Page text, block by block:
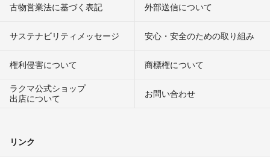
古物営業法に基づく表記 外部送信について
サステナビリティメッセージ 安心・安全のための取り組み
権利侵害について
商標権について
ラクマ公式ショップ
出店について
お問い合わせ
リンク